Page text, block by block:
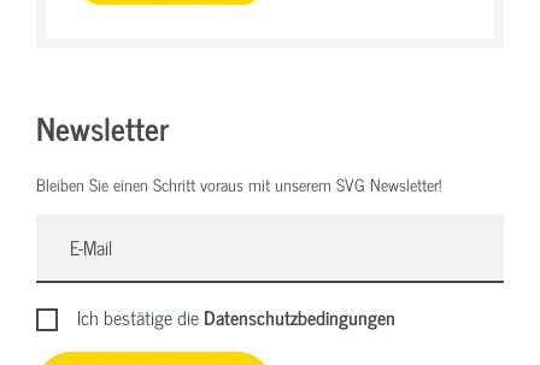
Newsletter
Bleiben Sie einen Schritt voraus mit unserem SVG Newsletter!
Ich bestätige dieDatenschutzbedingungen